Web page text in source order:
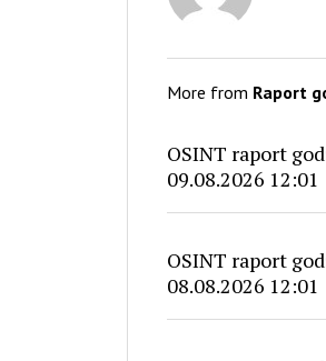
More from Raport
OSINT raport
09.08.2026 12:01
OSINT raport
08.08.2026 12:01